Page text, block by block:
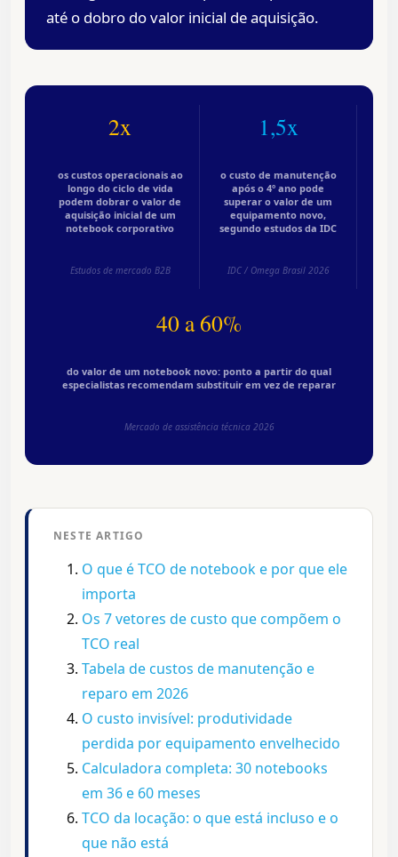
até o dobro do valor inicial de aquisição.
2x
os custos operacionais ao
longo do ciclo de vida
podem dobrar o valor de
aquisição inicial de um
notebook corporativo
Estudos de mercado B2B
1,5x
o custo de manutenção
após o 4º ano pode
superar o valor de um
equipamento novo,
segundo estudos da IDC
IDC / Omega Brasil 2026
40 a 60%
do valor de um notebook novo: ponto a partir do qual
especialistas recomendam substituir em vez de reparar
Mercado de assistência técnica 2026
NESTE ARTIGO
O que é TCO de notebook e por que ele
importa
Os 7 vetores de custo que compõem o
TCO real
Tabela de custos de manutenção e
reparo em 2026
O custo invisível: produtividade
perdida por equipamento envelhecido
Calculadora completa: 30 notebooks
em 36 e 60 meses
TCO da locação: o que está incluso e o
que não está